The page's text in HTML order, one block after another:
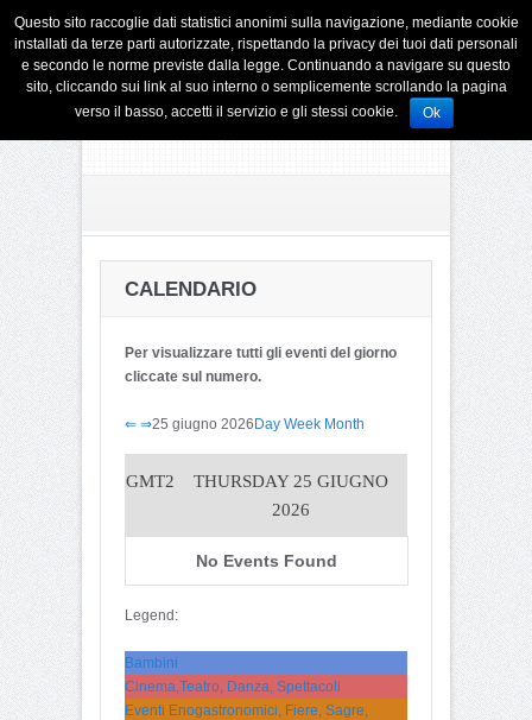
CALENDARIO
Per visualizzare tutti gli eventi del giorno
cliccate sul numero.
⇐ ⇒25 giugno 2026Day Week Month
GMT2
THURSDAY 25 GIUGNO
2026
No Events Found
Legend:
Bambini
Cinema,Teatro, Danza, Spettacoli
Eventi Enogastronomici, Fiere, Sagre,
Questo sito raccoglie dati statistici anonimi sulla navigazione, mediante cookie
installati da terze parti autorizzate, rispettando la privacy dei tuoi dati personali
e secondo le norme previste dalla legge. Continuando a navigare su questo
sito, cliccando sui link al suo interno o semplicemente scrollando la pagina
verso il basso, accetti il servizio e gli stessi cookie.
Ok